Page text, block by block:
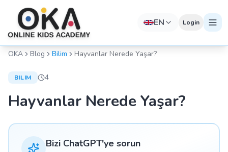
EN Login
OKA Blog Bilim Hayvanlar Nerede Yaşar?
BILIM 4
Hayvanlar Nerede Yaşar?
Bizi ChatGPT'ye sorun